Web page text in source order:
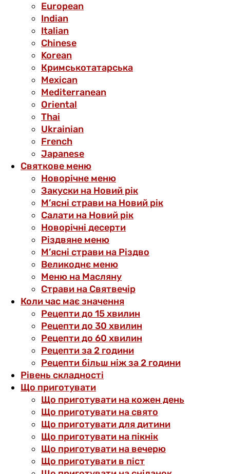
European
Indian
Italian
Chinese
Korean
Кримськотатарська
Mexican
Mediterranean
Oriental
Thai
Ukrainian
French
Japanese
Святкове меню
Новорічне меню
Закуски на Новий рік
М’ясні страви на Новий рік
Салати на Новий рік
Новорічні десерти
Різдвяне меню
М’ясні страви на Різдво
Великоднє меню
Меню на Масляну
Страви на Святвечір
Коли час має значення
Рецепти до 15 хвилин
Рецепти до 30 хвилин
Рецепти до 60 хвилин
Рецепти за 2 години
Рецепти більш ніж за 2 години
Рівень складності
Що приготувати
Що приготувати на кожен день
Що приготувати на свято
Що приготувати для дитини
Що приготувати на пікнік
Що приготувати на вечерю
Що приготувати в піст